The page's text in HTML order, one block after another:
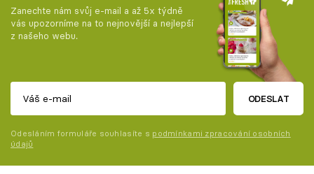
Zanechte nám svůj e-mail a až 5x týdně
vás upozorníme na to nejnovější a nejlepší
z našeho webu.
ODESLAT
Odesláním formuláře souhlasíte s podmínkami zpracování osobních
údajů